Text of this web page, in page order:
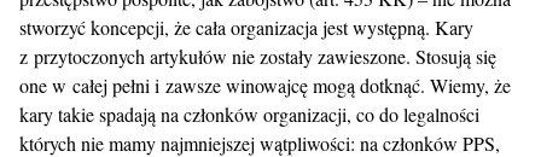
stworzyć koncepcji, że cała organizacja jest występną. Kary
z przytoczonych artykułów nie zostały zawieszone. Stosują się
one w całej pełni i zawsze winowajcę mogą dotknąć. Wiemy, że
kary takie spadają na członków organizacji, co do legalności
których nie mamy najmniejszej wątpliwości: na członków PPS,